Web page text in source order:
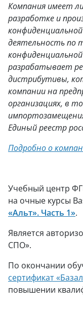
Компания имеет
разработке и
деятельность по
разрабатывает
дистрибутивы,
компании на
организациях, в
Единый реестр
Подробно о
Учебный центр
на очные курсы
«Альт». Часть 1».
Является
СПО».
По окончании
сертификат
повышении